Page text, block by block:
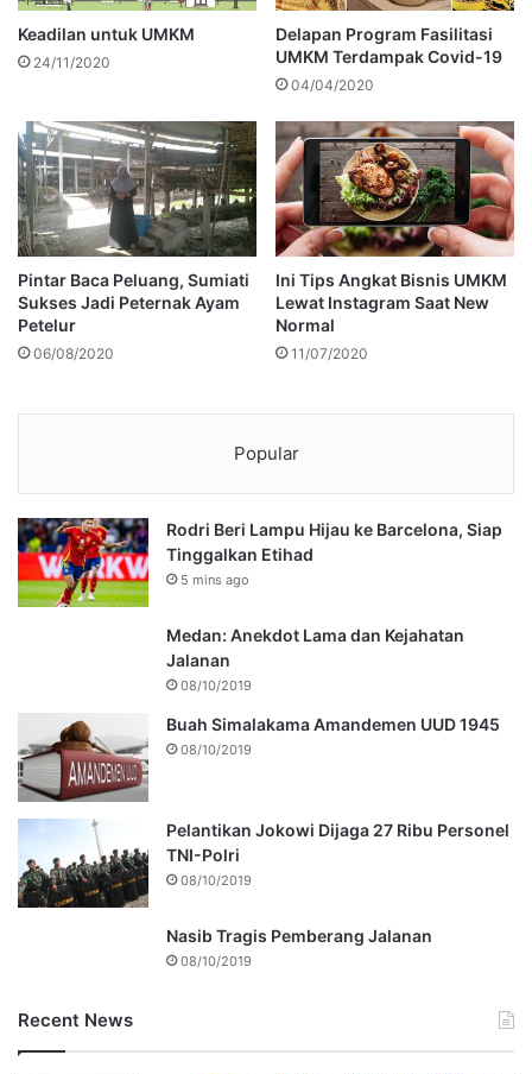
Keadilan untuk UMKM
24/11/2020
Delapan Program Fasilitasi
UMKM Terdampak Covid-19
04/04/2020
Pintar Baca Peluang, Sumiati
Sukses Jadi Peternak Ayam
Petelur
06/08/2020
Ini Tips Angkat Bisnis UMKM
Lewat Instagram Saat New
Normal
11/07/2020
Popular
Rodri Beri Lampu Hijau ke Barcelona, Siap
Tinggalkan Etihad
5 mins ago
Medan: Anekdot Lama dan Kejahatan
Jalanan
08/10/2019
Buah Simalakama Amandemen UUD 1945
08/10/2019
Pelantikan Jokowi Dijaga 27 Ribu Personel
TNI-Polri
08/10/2019
Nasib Tragis Pemberang Jalanan
08/10/2019
Recent News